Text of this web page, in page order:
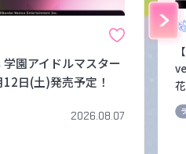
学園アイドルマスター
日(土)発売予定！
2026.08.07